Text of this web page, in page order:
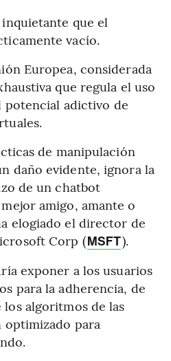
que el
vacío.
Europea, considerada
que regula el uso
potencial adictivo de
de manipulación
daño evidente, ignora la
de un chatbot
amigo, amante o
elogiado el director de
Corp (MSFT).
exponer a los usuarios
para la adherencia, de
los algoritmos de las
optimizado para